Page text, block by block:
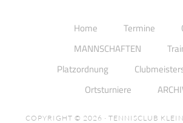
Home Termine
MANNSCHAFTEN
Platzordnung
Ortsturniere
COPYRIGHT © 2026 · TENNISCLUB